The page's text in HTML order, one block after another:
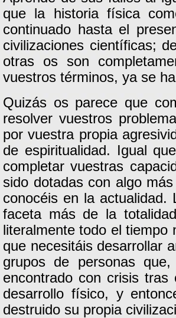
que la historia física
continuado hasta el
civilizaciones científicas;
otras os son
vuestros términos, ya se
Quizás os parece que
resolver vuestros
por vuestra propia
de espiritualidad. Igual
completar vuestras
sido dotadas con algo
conocéis en la actualidad.
faceta más de la
literalmente todo el tiempo
que necesitáis desarrollar
grupos de personas
encontrado con crisis
desarrollo físico, y
destruido su propia